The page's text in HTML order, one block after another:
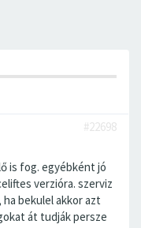
#22698
is fog. egyébként jó
verzióra. szerviz
bekulel akkor azt
át tudják persze